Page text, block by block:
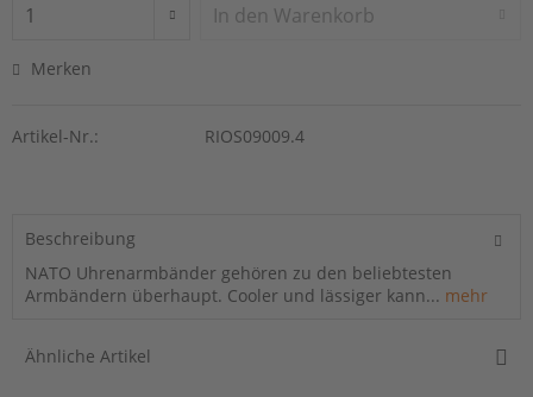
In den Warenkorb
Merken
Artikel-Nr.: RIOS09009.4
Beschreibung
NATO Uhrenarmbänder gehören zu den beliebtesten
Armbändern überhaupt. Cooler und lässiger kann... mehr
Ähnliche Artikel